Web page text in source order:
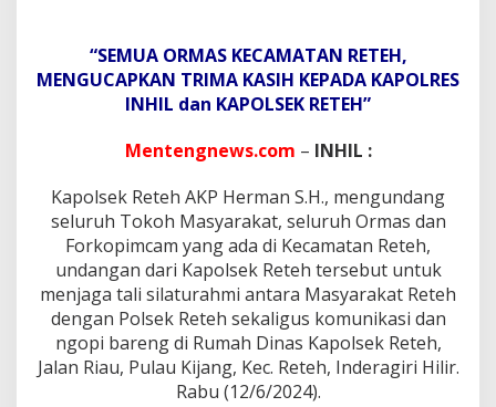
h
T
e
r
a
a
p
a
p
o
l
s
e
k
R
“SEMUA ORMAS KECAMATAN RETEH,
MENGUCAPKAN TRIMA KASIH KEPADA KAPOLRES
INHIL dan KAPOLSEK RETEH”
Mentengnews.com – INHIL :
Kapolsek Reteh AKP Herman S.H., mengundang
seluruh Tokoh Masyarakat, seluruh Ormas dan
Forkopimcam yang ada di Kecamatan Reteh,
undangan dari Kapolsek Reteh tersebut untuk
menjaga tali silaturahmi antara Masyarakat Reteh
dengan Polsek Reteh sekaligus komunikasi dan
ngopi bareng di Rumah Dinas Kapolsek Reteh,
Jalan Riau, Pulau Kijang, Kec. Reteh, Inderagiri Hilir.
Rabu (12/6/2024).